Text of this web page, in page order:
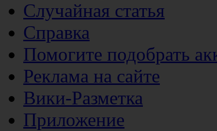
Случайная статья
Справка
Помогите подобрать
Реклама на сайте
Вики-Разметка
Приложение